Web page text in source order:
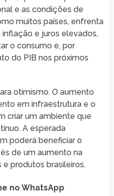
e as condições de
muitos países, enfrenta
e juros elevados,
o consumo e, por
do PIB nos próximos
otimismo. O aumento
em infraestrutura e o
criar um ambiente que
A esperada
poderá beneficiar o
de um aumento na
produtos brasileiros.
no WhatsApp